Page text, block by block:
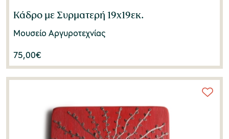
Κάδρο με Συρματερή 19x19εκ.
Μουσείο Αργυροτεχνίας
75,00€